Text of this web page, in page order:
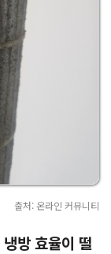
출처: 온라인 커뮤니티
냉방 효율이 떨